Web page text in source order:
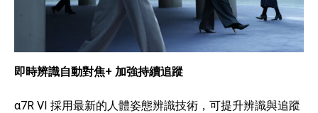
即時辨識自動對焦+ 加強持續追蹤
α7R VI 採用最新的人體姿態辨識技術，可提升辨識與追蹤